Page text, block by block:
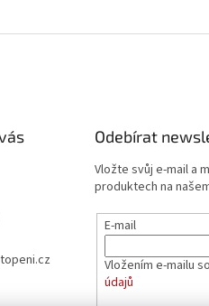
Odebírat
Vložte svůj e-mail a
produktech na
E-mail
Vložením e-mailu
údajů